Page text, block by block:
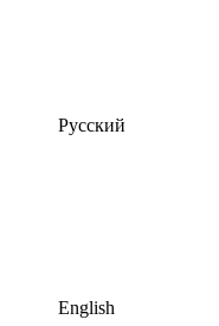
Русский
English